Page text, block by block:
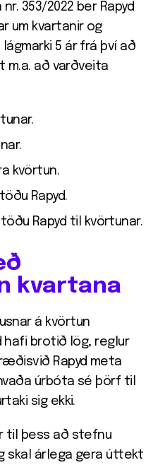
353/2022 ber Rapyd
um kvartanir og
5 ár frá því að
m.a. að varðveita
kvörtun.
Rapyd.
Rapyd til kvörtunar.
kvartana
á kvörtun
hafi brotið lög, reglur
Rapyd meta
úrbóta sé þörf til
sig ekki.
til þess að stefnu
skal árlega gera úttekt